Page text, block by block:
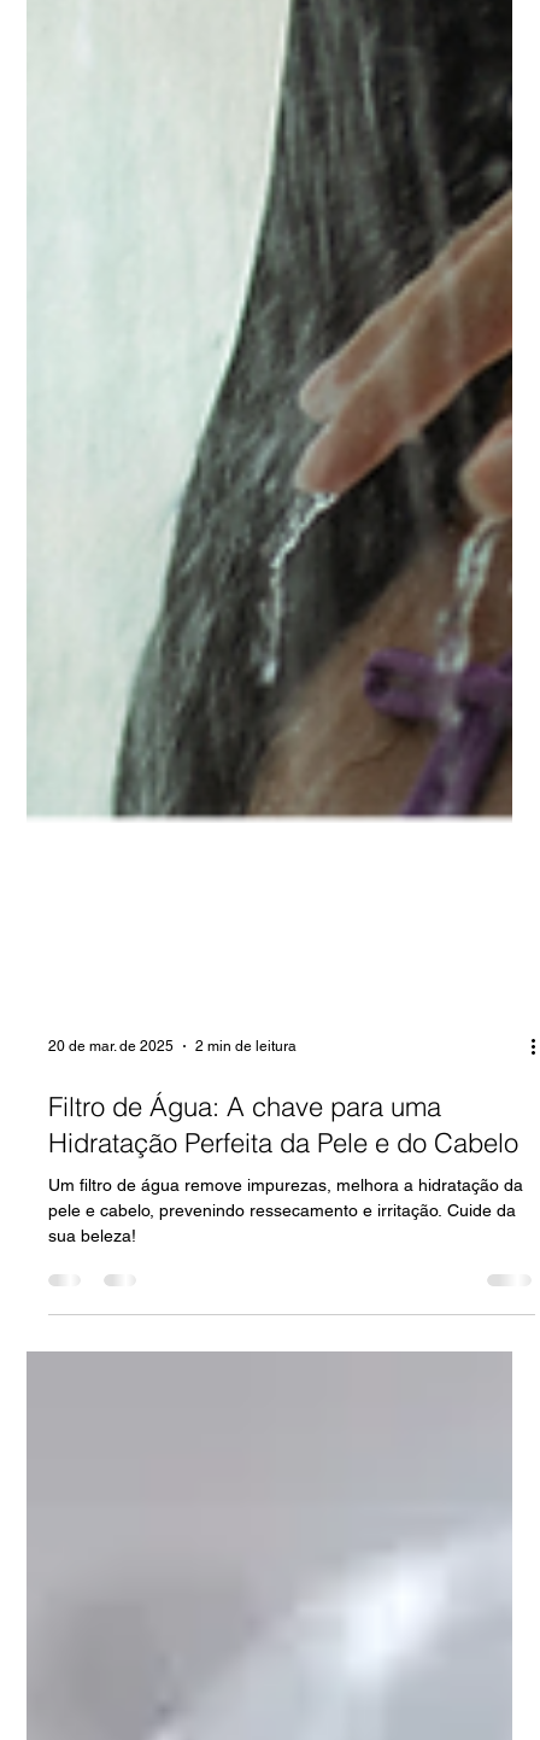
20 de mar. de 2025 2 min de leitura
Filtro de Água: A chave para uma
Hidratação Perfeita da Pele e do Cabelo
Um filtro de água remove impurezas, melhora a hidratação da